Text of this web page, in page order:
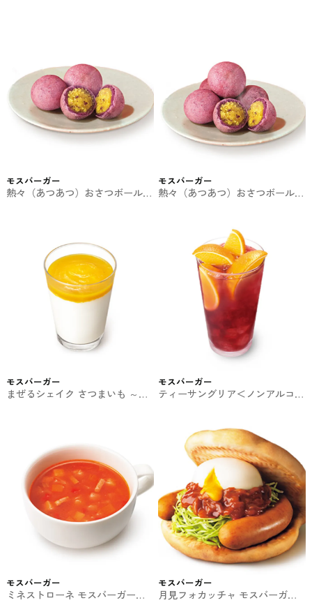
モスバーガー
熱々（あつあつ）おさつボール 3
モスバーガー
熱々（あつあつ）おさつボール 5
モスバーガー
まぜるシェイク さつまいも ～鹿
モスバーガー
ティーサングリア＜ノンアルコー
モスバーガー
ミネストローネ モスバーガーの
モスバーガー
月見フォカッチャ モスバーガー